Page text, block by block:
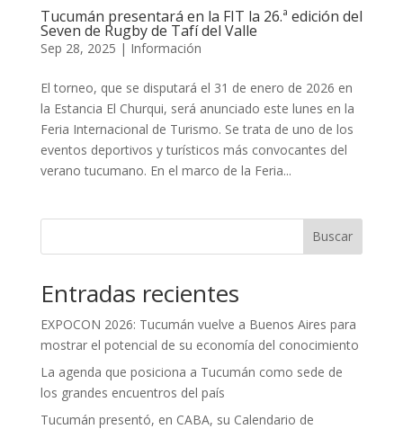
Tucumán presentará en la FIT la 26.ª edición del
Seven de Rugby de Tafí del Valle
Sep 28, 2025 | Información
El torneo, que se disputará el 31 de enero de 2026 en
la Estancia El Churqui, será anunciado este lunes en la
Feria Internacional de Turismo. Se trata de uno de los
eventos deportivos y turísticos más convocantes del
verano tucumano. En el marco de la Feria...
Buscar
Entradas recientes
EXPOCON 2026: Tucumán vuelve a Buenos Aires para
mostrar el potencial de su economía del conocimiento
La agenda que posiciona a Tucumán como sede de
los grandes encuentros del país
Tucumán presentó, en CABA, su Calendario de